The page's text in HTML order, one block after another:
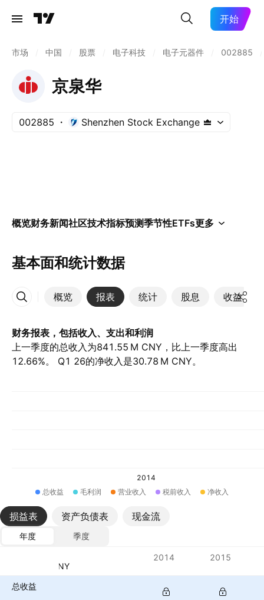
开始
市场 中国 股票 电子科技 电子元器件 002885
京泉华
002885 Shenzhen Stock Exchange
概览财务新闻社区技术指标预测季节性ETFs更多
基本面和统计数据
概览 报表 统计 股息 收益
更多
财务报表，包括收入、支出和利润
上一季度的总收入为‪841.55 M‬ CNY，比上一季度高出
12.66%。 Q1 26的净收入是‪30.78 M‬ CNY。
2014
总收益
毛利润 营业收入 税前收入 净收入
损益表 资产负债表 现金流
年度
季度
货币：CNY
2014 2015
总收益